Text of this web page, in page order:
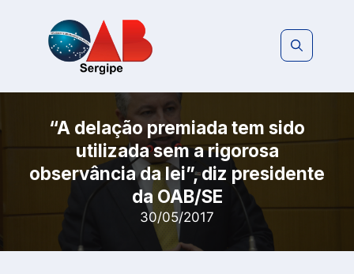
“A delação premiada tem sido
utilizada sem a rigorosa
observância da lei”, diz presidente
da OAB/SE
30/05/2017